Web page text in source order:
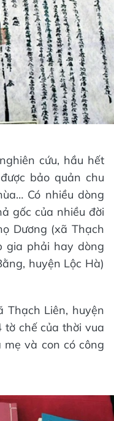
cứu, hầu hết
bảo quản chu
Có nhiều dòng
gốc của nhiều đời
Dương (xã Thạch
gia phải hay dòng
huyện Lộc Hà)
Thạch Liên, huyện
tờ chế của thời vua
và con có công